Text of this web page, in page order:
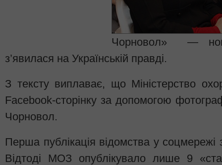
Чорновол» —
з’явилася на Українській правді.
З тексту виплаває, що Міністерство
Facebook-сторінку за допомогою
Чорновол.
Перша публікація відомства у соцмережі
Відтоді МОЗ опублікувало лише 9